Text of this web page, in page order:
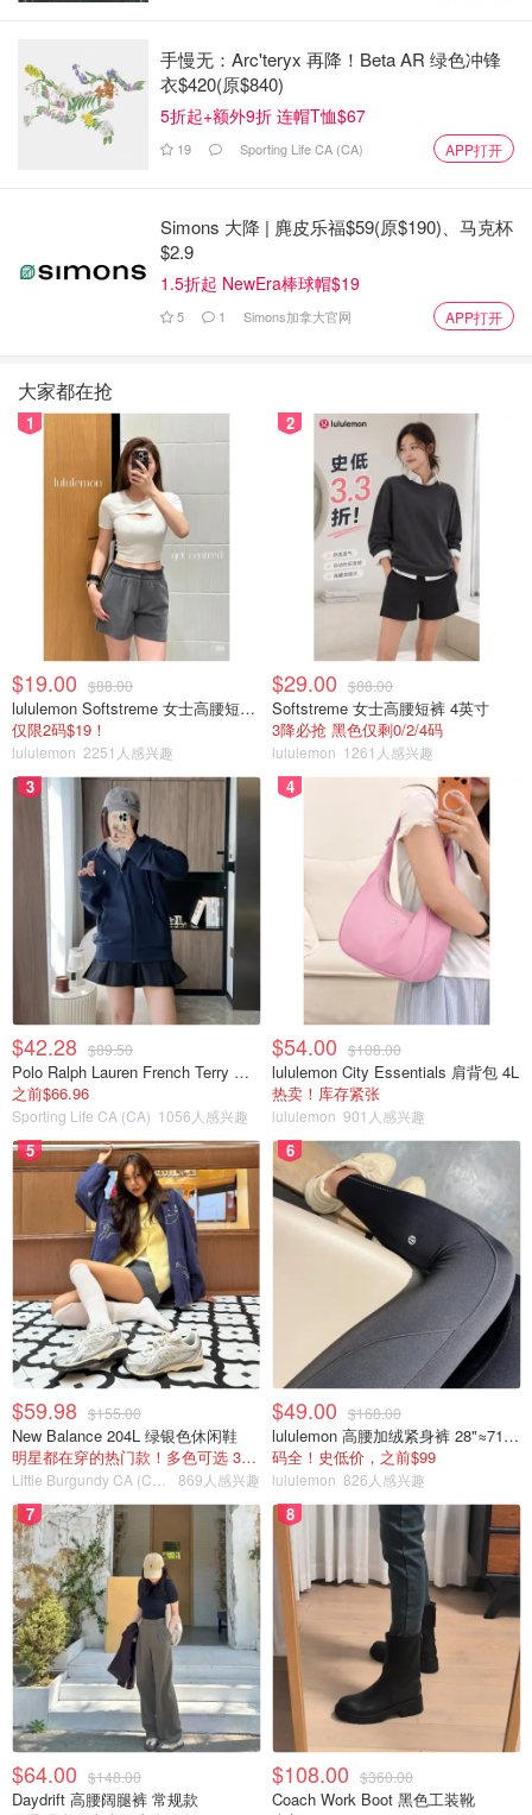
手慢无：Arc'teryx 再降！Beta AR 绿色冲锋
衣$420(原$840)
5折起+额外9折 连帽T恤$67
19 Sporting Life CA (CA) APP打开
Simons 大降 | 麂皮乐福$59(原$190)、马克杯
$2.9
1.5折起 NewEra棒球帽$19
5 1 Simons加拿大官网 APP打开
大家都在抢
1
$19.00 $88.00
lululemon Softstreme 女士高腰短裤 10cm
仅限2码$19！
lululemon 2251人感兴趣
2
$29.00 $88.00
Softstreme 女士高腰短裤 4英寸
3降必抢 黑色仅剩0/2/4码
lululemon 1261人感兴趣
3
$42.28 $89.50
Polo Ralph Lauren French Terry 女童连帽卫衣 7-16码
之前$66.96
Sporting Life CA (CA) 1056人感兴趣
4
$54.00 $108.00
lululemon City Essentials 肩背包 4L
热卖！库存紧张
lululemon 901人感兴趣
5
$59.98 $155.00
New Balance 204L 绿银色休闲鞋
明星都在穿的热门款！多色可选 3.8折
869人感兴趣
6
$49.00 $168.00
lululemon 高腰加绒紧身裤 28"≈71cm 5个口袋
码全！史低价，之前$99
lululemon 826人感兴趣
7
$64.00 $148.00
Daydrift 高腰阔腿裤 常规款
8
$108.00 $360.00
Coach Work Boot 黑色工装靴